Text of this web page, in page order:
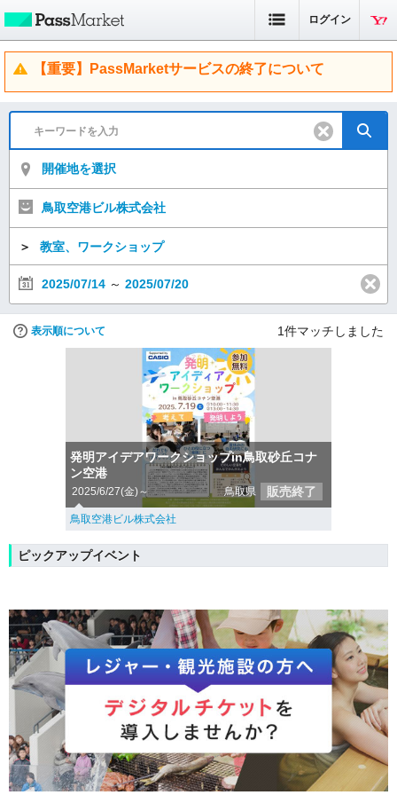
ログイン
【重要】PassMarketサービスの終了について
開催地を選択
鳥取空港ビル株式会社
＞ 教室、ワークショップ
2025/07/14 ～ 2025/07/20
表示順について 1件マッチしました
発明アイデアワークショップin鳥取砂丘コナ
ン空港
2025/6/27(金)～ 鳥取県 販売終了
鳥取空港ビル株式会社
ピックアップイベント